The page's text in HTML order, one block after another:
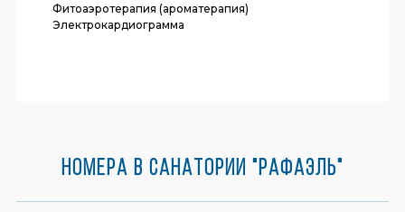
Фитоаэротерапия (ароматерапия)
Электрокардиограмма
Номера в санатории "Рафаэль"